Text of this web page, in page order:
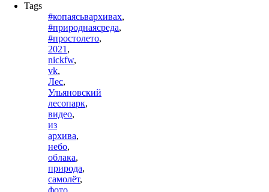
Tags
#копаясьвархивах,
#природнаясреда,
#простолето,
2021 ,
nickfw,
vk,
Лес,
Ульяновский
лесопарк,
видео,
из
архива,
небо,
облака,
природа,
самолёт,